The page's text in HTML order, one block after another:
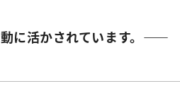
に活かされています。――